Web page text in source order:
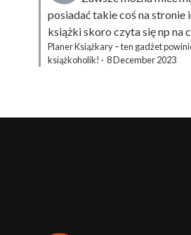
posiadać takie coś na stronie
książki skoro czyta się np na
Planer Książkary – ten gadżet
książkoholik! · 8 December 2023